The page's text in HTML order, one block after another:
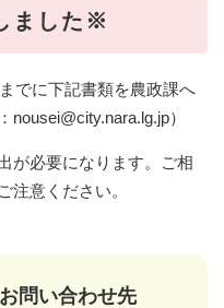
ました※
でに下記書類を農政課へ
）
が必要になります。ご相
注意ください。​​
問い合わせ先